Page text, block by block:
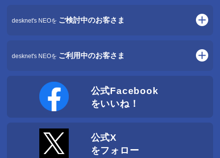
desknet's NEOを ご検討中のお客さま
desknet's NEOについて
AppSuiteで業務をシステム化
ウェブ会議をもっと身近に
Amazonビジネス連携
クラウド版
クラウド版を選ぶ理由
desknet's NEOを ご利用中のお客さま
クラウド版
お客さまサポート
よくあるご質問
障害・メンテナンス情報
公式Facebook
をいいね！
公式X
をフォロー